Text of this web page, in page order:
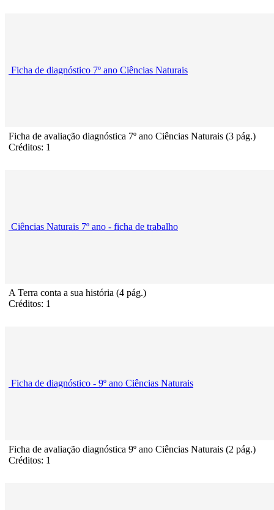
Ficha de diagnóstico 7º ano Ciências Naturais
Ficha de avaliação diagnóstica 7º ano Ciências Naturais (3 pág.)
Créditos: 1
Ciências Naturais 7º ano - ficha de trabalho
A Terra conta a sua história (4 pág.)
Créditos: 1
Ficha de diagnóstico - 9º ano Ciências Naturais
Ficha de avaliação diagnóstica 9º ano Ciências Naturais (2 pág.)
Créditos: 1